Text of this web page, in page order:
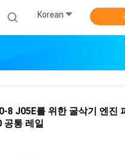
Korean
8 J05E를 위한 굴삭기 엔진
공통 레일